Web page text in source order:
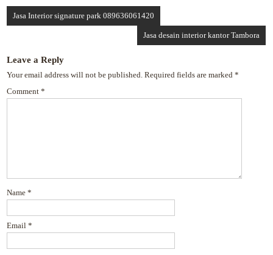
Jasa Interior signature park 089636061420
Jasa desain interior kantor Tambora
Leave a Reply
Your email address will not be published. Required fields are marked*
Comment*
Name*
Email*